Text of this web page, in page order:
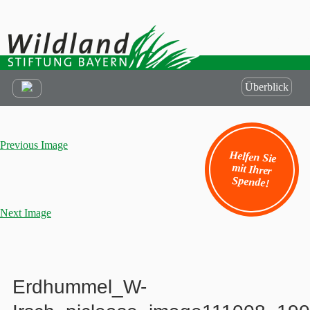
Helfen Sie
mit Ihrer
Spende!
Überblick
Previous Image
Next Image
Erdhummel_W-